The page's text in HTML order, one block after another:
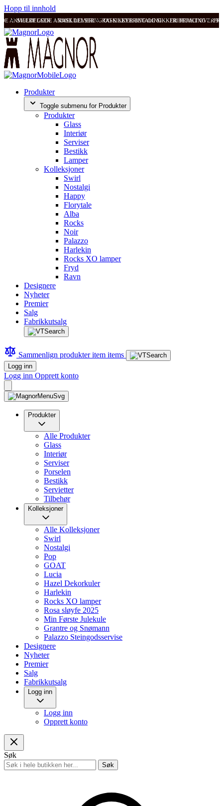
Hopp til innhold
ANMELDELSER RASK LEVERING OG SIKKER BETALING FRI FRAKT OVER
SVÆRT GODE ANMELDELSER RASK LEVERING OG SIKKER BETALING
Produkter
Toggle submenu for Produkter
Produkter
Glass
Interiør
Serviser
Bestikk
Lamper
Kolleksjoner
Swirl
Nostalgi
Happy
Florytale
Alba
Rocks
Noir
Palazzo
Harlekin
Rocks XO lamper
Fryd
Ravn
Designere
Nyheter
Premier
Salg
Fabrikkutsalg
Sammenlign produkteritem items
Logg inn
Logg inn Opprett konto
Produkter
Alle Produkter
Glass
Interiør
Serviser
Porselen
Bestikk
Servietter
Tilbehør
Kolleksjoner
Alle Kolleksjoner
Swirl
Nostalgi
Pop
GOAT
Lucia
Hazel Dekorkuler
Harlekin
Rocks XO lamper
Rosa sløyfe 2025
Min Første Julekule
Grantre og Snømann
Palazzo Steingodsservise
Designere
Nyheter
Premier
Salg
Fabrikkutsalg
Logg inn
Logg inn
Opprett konto
Søk
Søk